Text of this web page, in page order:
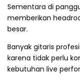
Sementara di
memberikan
besar.
Banyak gitaris
karena tidak perlu
kebutuhan live